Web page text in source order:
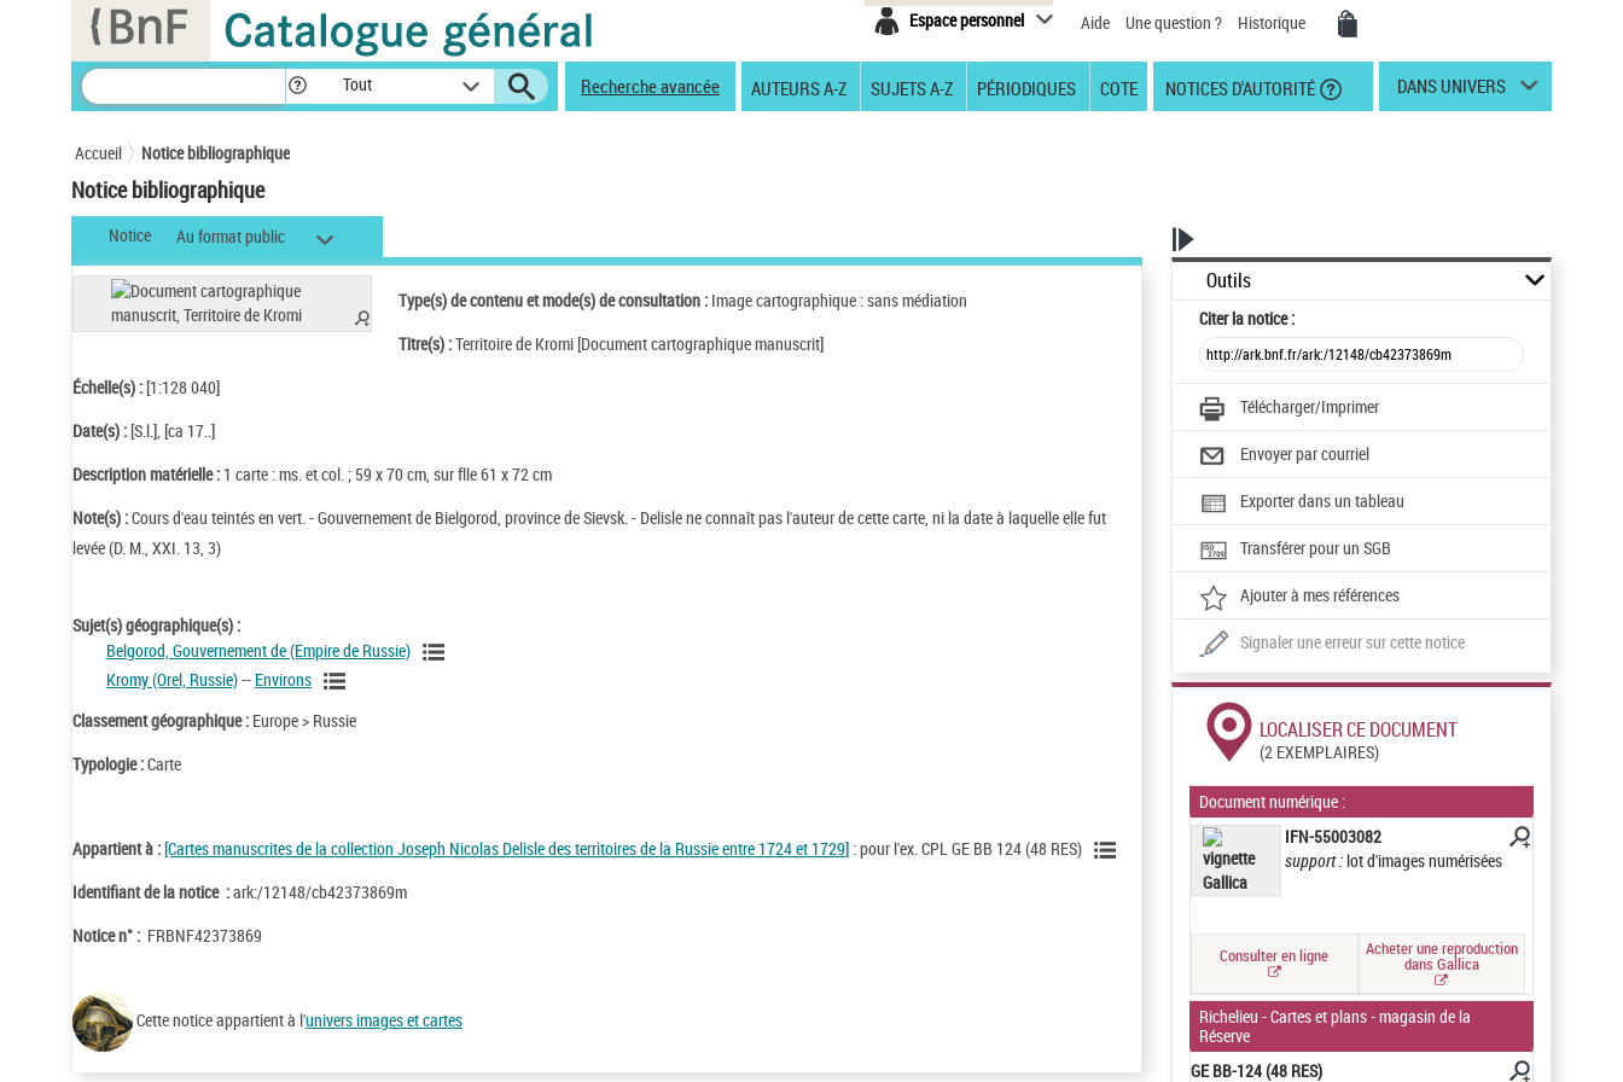
Espace personnel Aide Une question ? Historique
Tout Recherche avancée AUTEURS A-Z SUJETS A-Z PÉRIODIQUES COTE NOTICES D'AUTORITÉ DANS UNIVERS
Accueil Notice bibliographique
Notice bibliographique
Notice Au format public
Type(s) de contenu et mode(s) de consultation : Image cartographique : sans médiation
Titre(s) :Territoire de Kromi [Document cartographique manuscrit]
Échelle(s) : [1:128 040]
Date(s) : [S.l.], [ca 17..]
Description matérielle : 1 carte : ms. et col. ; 59 x 70 cm, sur flle 61 x 72 cm
Note(s) :Cours d'eau teintés en vert. - Gouvernement de Bielgorod, province de Sievsk. - Delisle ne connaît pas l'auteur de cette carte, ni la date à laquelle elle fut
levée (D. M., XXI. 13, 3)
Sujet(s) géographique(s) :
Belgorod, Gouvernement de (Empire de Russie)
Kromy (Orel, Russie)-- Environs
Classement géographique : Europe > Russie
Typologie :Carte
Appartient à :[Cartes manuscrites de la collection Joseph Nicolas Delisle des territoires de la Russie entre 1724 et 1729] : pour l'ex. CPL GE BB 124 (48 RES)
Identifiant de la notice :ark:/12148/cb42373869m
Notice n° : FRBNF42373869
Cette notice appartient à l'univers images et cartes
Outils
Citerla notice :
Télécharger/Imprimer
Envoyer par courriel
Exporter dans un tableau
Transférer pour un SGB
Ajouter à mes références
Signaler une erreur sur cette notice
LOCALISER CE DOCUMENT
(2 EXEMPLAIRES)
Document numérique :
IFN-55003082
support :lot d'images numérisées
Consulter en ligne Acheter une reproduction
dans Gallica
Richelieu - Cartes et plans - magasin de la
Réserve
GE BB-124 (48 RES)
Panneau de gestion des cookies